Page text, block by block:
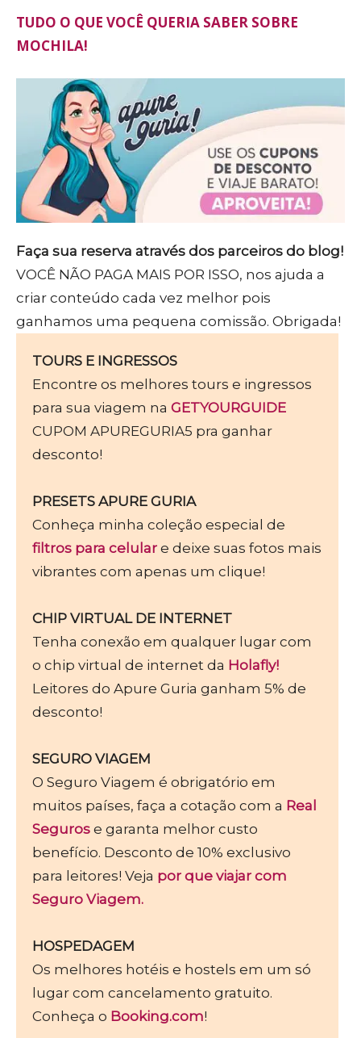
TUDO O QUE VOCÊ QUERIA SABER SOBRE
MOCHILA!
Faça sua reserva através dos parceiros do blog!
VOCÊ NÃO PAGA MAIS POR ISSO, nos ajuda a
criar conteúdo cada vez melhor pois
ganhamos uma pequena comissão. Obrigada!
TOURS E INGRESSOS
Encontre os melhores tours e ingressos
para sua viagem naGETYOURGUIDE
CUPOM APUREGURIA5 pra ganhar
desconto!
PRESETS APURE GURIA
Conheça minha coleção especial de
filtros para celular e deixe suas fotos mais
vibrantes com apenas um clique!
CHIP VIRTUAL DE INTERNET
Tenha conexão em qualquer lugar com
o chip virtual de internet da Holafly!
Leitores do Apure Guria ganham 5% de
desconto!
SEGURO VIAGEM
O Seguro Viagem é obrigatório em
muitos países, faça a cotação com a Real
Seguros e garanta melhor custo
benefício. Desconto de 10% exclusivo
para leitores! Veja por que viajar com
Seguro Viagem.
HOSPEDAGEM
Os melhores hotéis e hostels em um só
lugar com cancelamento gratuito.
Conheça o Booking.com!